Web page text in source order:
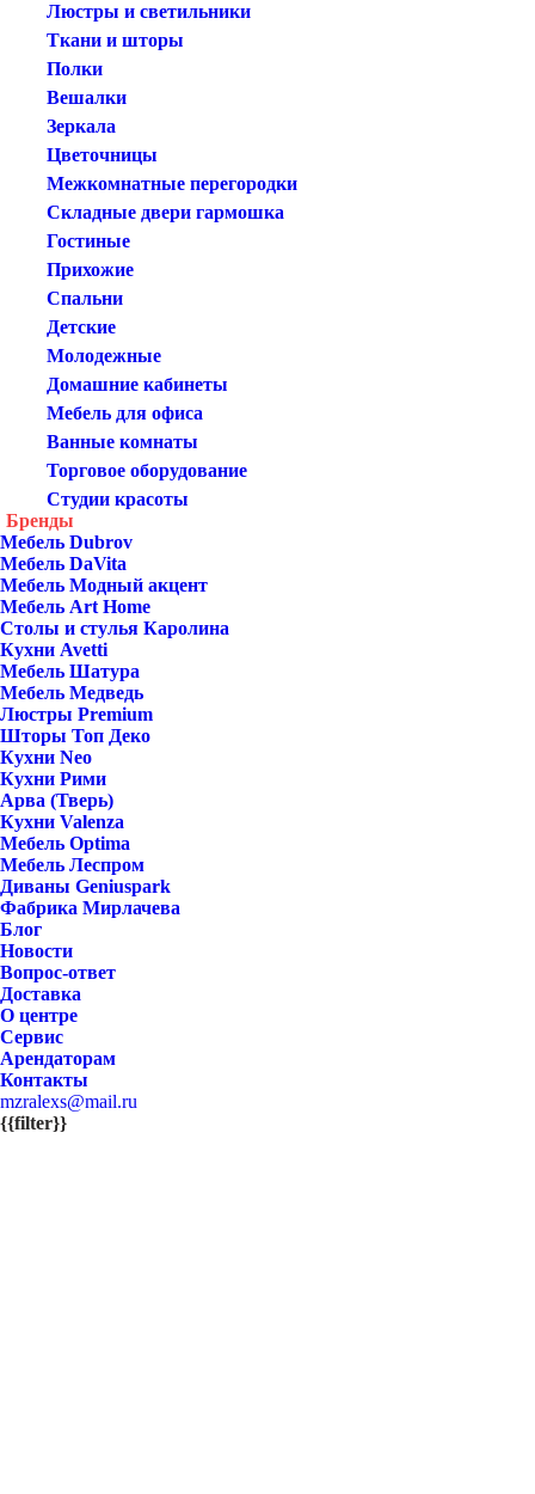
Люстры и светильники
Ткани и шторы
Полки
Вешалки
Зеркала
Цветочницы
Межкомнатные перегородки
Складные двери гармошка
Гостиные
Прихожие
Спальни
Детские
Молодежные
Домашние кабинеты
Мебель для офиса
Ванные комнаты
Торговое оборудование
Студии красоты
Бренды
Мебель Dubrov
Мебель DaVita
Мебель Модный акцент
Мебель Art Home
Столы и стулья Каролина
Кухни Avetti
Мебель Шатура
Мебель Медведь
Люстры Premium
Шторы Топ Деко
Кухни Neo
Кухни Рими
Арва (Тверь)
Кухни Valenza
Мебель Optima
Мебель Леспром
Диваны Geniuspark
Фабрика Мирлачева
Блог
Новости
Вопрос-ответ
Доставка
О центре
Сервис
Арендаторам
Контакты
mzralexs@mail.ru
{{filter}}